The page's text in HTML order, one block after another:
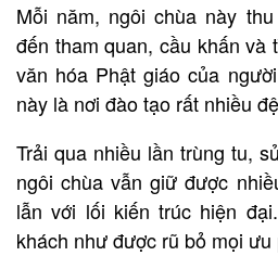
Mỗi năm, ngôi chùa này
đến tham quan, cầu khấn và
văn hóa Phật giáo của
này là nơi đào tạo rất nhiều
Trải qua nhiều lần trùng tu,
ngôi chùa vẫn giữ được
lẫn với lối kiến trúc hiện
khách như được rũ bỏ mọi